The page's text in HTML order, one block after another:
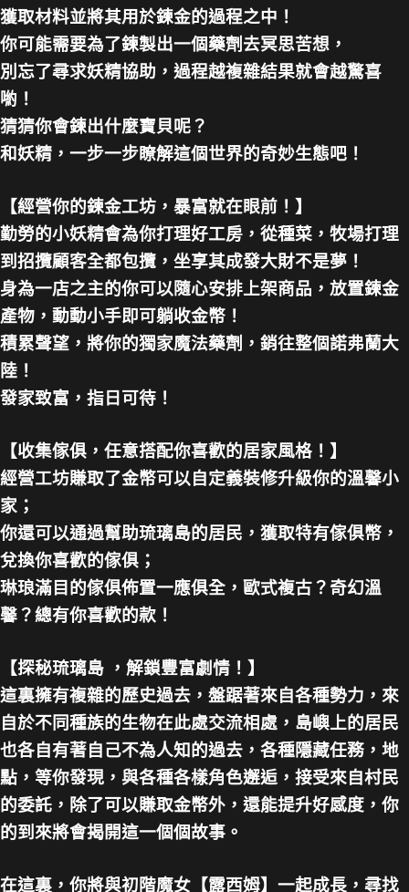
獲取材料並將其用於鍊金的過程之中！
你可能需要為了鍊製出一個藥劑去冥思苦想，
別忘了尋求妖精協助，過程越複雜結果就會越驚喜
喲！
猜猜你會鍊出什麼寶貝呢？
和妖精，一步一步瞭解這個世界的奇妙生態吧！
【經營你的鍊金工坊，暴富就在眼前！】
勤勞的小妖精會為你打理好工房，從種菜，牧場打理
到招攬顧客全都包攬，坐享其成發大財不是夢！
身為一店之主的你可以隨心安排上架商品，放置鍊金
產物，動動小手即可躺收金幣！
積累聲望，將你的獨家魔法藥劑，銷往整個諾弗蘭大
陸！
發家致富，指日可待！
【收集傢俱，任意搭配你喜歡的居家風格！】
經營工坊賺取了金幣可以自定義裝修升級你的溫馨小
家；
你還可以通過幫助琉璃島的居民，獲取特有傢俱幣，
兌換你喜歡的傢俱；
琳琅滿目的傢俱佈置一應俱全，歐式複古？奇幻溫
馨？總有你喜歡的款！
【探秘琉璃島 ，解鎖豐富劇情！】
這裏擁有複雜的歷史過去，盤踞著來自各種勢力，來
自於不同種族的生物在此處交流相處，島嶼上的居民
也各自有著自己不為人知的過去，各種隱藏任務，地
點，等你發現，與各種各樣角色邂逅，接受來自村民
的委託，除了可以賺取金幣外，還能提升好感度，你
的到來將會揭開這一個個故事。
在這裏，你將與初階魔女【露西姆】一起成長，尋找